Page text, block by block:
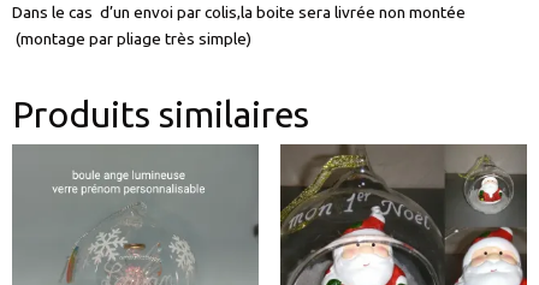
Dans le cas d’un envoi par colis,la boite sera livrée non montée
(montage par pliage très simple)
Produits similaires